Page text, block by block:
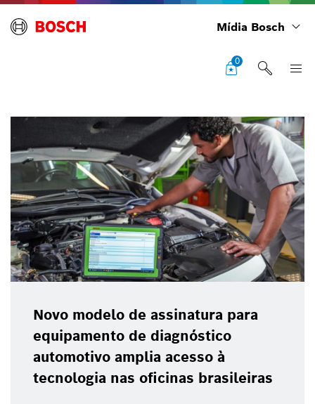
Mídia Bosch
0
Novo modelo de assinatura para
equipamento de diagnóstico
automotivo amplia acesso à
tecnologia nas oficinas brasileiras